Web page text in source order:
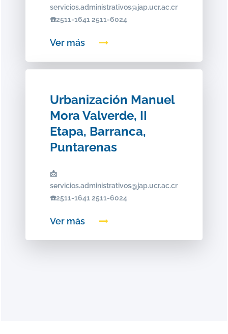
servicios.administrativos@jap.ucr.ac.cr
☎️2511-1641 2511-6024
Ver más
Urbanización Manuel
Mora Valverde, II
Etapa, Barranca,
Puntarenas
📩
servicios.administrativos@jap.ucr.ac.cr
☎️2511-1641 2511-6024
Ver más